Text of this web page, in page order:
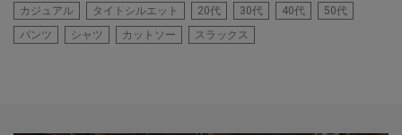
カジュアル タイトシルエット 20代 30代 40代
50代
パンツ
シャツ カットソー スラックス